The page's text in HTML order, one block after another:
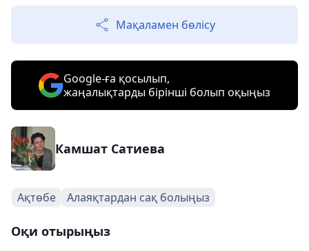
Мақаламен бөлісу
Google-ға қосылып,
жаңалықтарды бірінші болып оқыңыз
Камшат Сатиева
Ақтөбе Алаяқтардан сақ болыңыз
Оқи отырыңыз